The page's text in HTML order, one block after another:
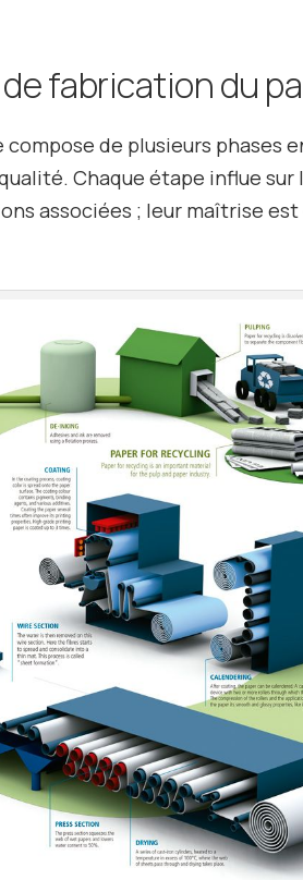
fabrication du
de plusieurs phases
Chaque étape influe sur
associées ; leur maîtrise